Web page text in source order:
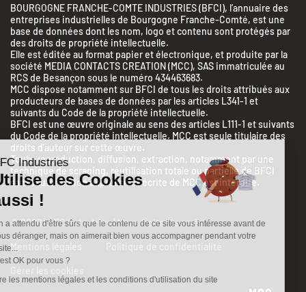
BOURGOGNE FRANCHE-COMTE INDUSTRIES (BFCI), l’annuaire des
entreprises industrielles de Bourgogne Franche-Comté, est une
base de données dont les nom, logo et contenu sont protégés par
des droits de propriété intellectuelle.
Elle est éditée au format papier et électronique, et produite par la
société MEDIA CONTACTS CREATION (MCC), SAS immatriculée au
RCS de Besançon sous le numéro 434463683.
MCC dispose notamment sur BFCI de tous les droits attribués aux
producteurs de bases de données par les articles L341-1 et
suivants du Code de la propriété intellectuelle.
BFCI est une œuvre originale au sens des articles L111-1 et suivants
du Code de la propriété intellectuelle. MCC est seule titulaire des
droits d’auteur sur cette œuvre.
Toute reproduction, diffusion, extraction, notamment par une
technique de scraping, réutilisation totale ou partielle de BFCI
sans l’autorisation expresse et écrite de MCC est interdite.
© 2026 | BFC Industries | tous droits réservés
Mentions légales
BFC Industries
Utilise des Cookies
aussi !
On a attendu d'être sûrs que le contenu de ce site vous intéresse avant de
vous déranger, mais on aimerait bien vous accompagner pendant votre
C'est OK pour vous ?
Lire les mentions légales et les conditions d'utilisation du site